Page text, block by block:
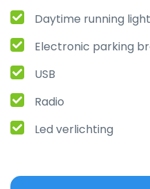
Daytime running
Electronic parking
USB
Radio
Led verlichting